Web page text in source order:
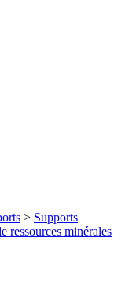
> Supports
ressources minérales